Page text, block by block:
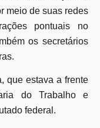
meio de suas redes
pontuais no
os secretários
que estava a frente
do Trabalho e
federal.